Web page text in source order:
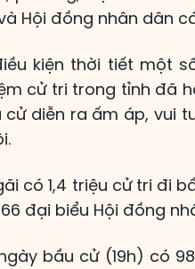
Hội đồng nhân dân
kiện thời tiết một
cử tri trong tỉnh đã
cử diễn ra ấm áp, vui
có 1,4 triệu cử tri đi
66 đại biểu Hội đồng
bầu cử (19h) có